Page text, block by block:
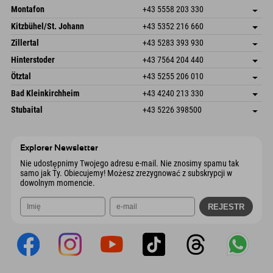
Montafon +43 5558 203 330
Dorfstr. 127b
6793 Gaschurn/Montafon
Austria
Zapisz adres
Informacje o przyjeździe
Książka
Kitzbühel/St. Johann +43 5352 216 660
Speckbacherstraße 87
Austria
Zapisz adres
Książka
Zillertal +43 5283 393 930
Schmiedau 2
6272 Kaltenbach im Zillertal
Austria
Zapisz adres
Informacje o przyjeździe
Książka
Hinterstoder +43 7564 204 440
Freizeitpark 10
Austria
Zapisz adres
Książka
Ötztal +43 5255 206 010
Gscheat 14
6441 Umhausen
Austria
Zapisz adres
Informacje o przyjeździe
Książka
Bad Kleinkirchheim +43 4240 213 330
Dorfstraße 24
Zapisz adres
Stubaital +43 5226 398500
Explorer Newsletter
Nie udostępnimy Twojego adresu e-mail. Nie znosimy spamu tak
samo jak Ty. Obiecujemy! Możesz zrezygnować z subskrypcji w
dowolnym momencie.